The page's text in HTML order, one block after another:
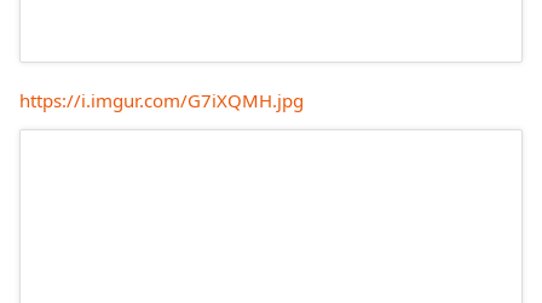
https://i.imgur.com/G7iXQMH.jpg